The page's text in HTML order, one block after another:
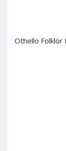
Othello Folklör